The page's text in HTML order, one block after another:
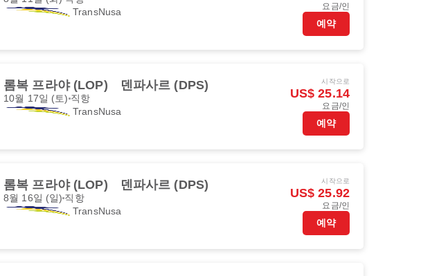
TransNusa
요금/인
예약
롬복 프라야 (LOP) 덴파사르 (DPS)
10월 17일 (토) 직항
TransNusa
시작으로
US$ 25.14
요금/인
예약
롬복 프라야 (LOP) 덴파사르 (DPS)
8월 16일 (일) 직항
TransNusa
시작으로
US$ 25.92
요금/인
예약